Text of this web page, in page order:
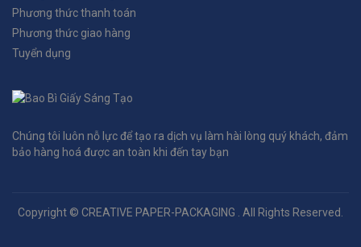
Phương thức thanh toán
Phương thức giao hàng
Tuyển dụng
Chúng tôi luôn nỗ lực để tạo ra dịch vụ làm hài lòng quý khách, đảm
bảo hàng hoá được an toàn khi đến tay bạn
Copyright © CREATIVE PAPER-PACKAGING . All Rights Reserved.